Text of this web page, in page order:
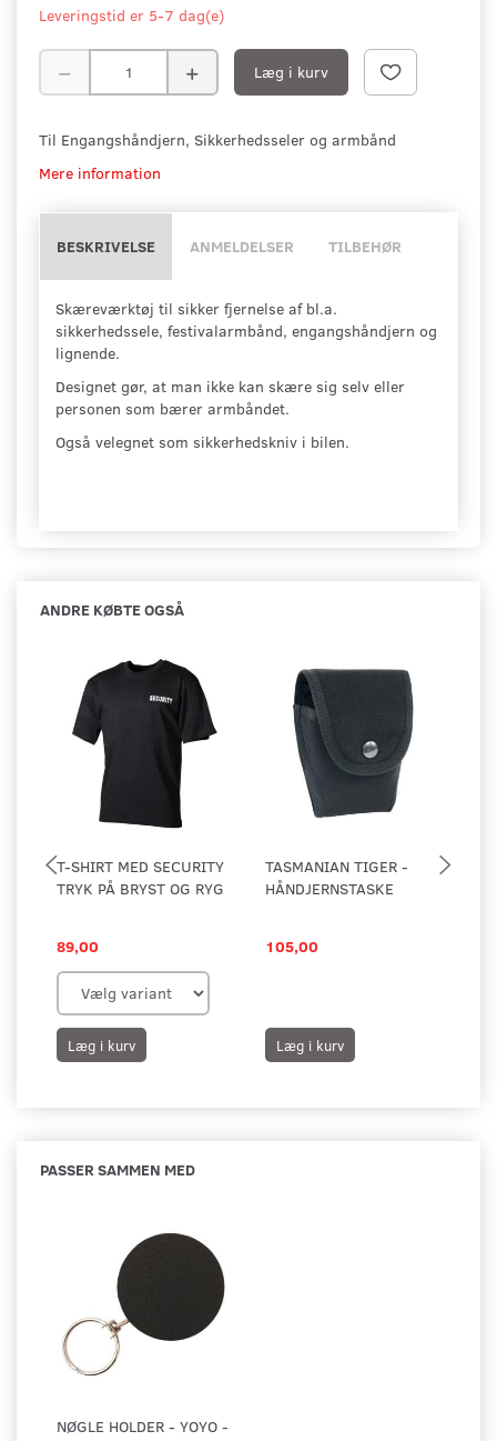
Leveringstid er 5-7 dag(e)
Læg i kurv
Til Engangshåndjern, Sikkerhedsseler og armbånd
Mere information
BESKRIVELSE ANMELDELSER TILBEHØR
Skæreværktøj til sikker fjernelse af bl.a.
sikkerhedssele, festivalarmbånd, engangshåndjern og
lignende.
Designet gør, at man ikke kan skære sig selv eller
personen som bærer armbåndet.
Også velegnet som sikkerhedskniv i bilen.
ANDRE KØBTE OGSÅ
T-SHIRT MED SECURITY
TRYK PÅ BRYST OG RYG
89,00
Læg i kurv
TASMANIAN TIGER -
HÅNDJERNSTASKE
105,00
Læg i kurv
PASSER SAMMEN MED
NØGLE HOLDER - YOYO -